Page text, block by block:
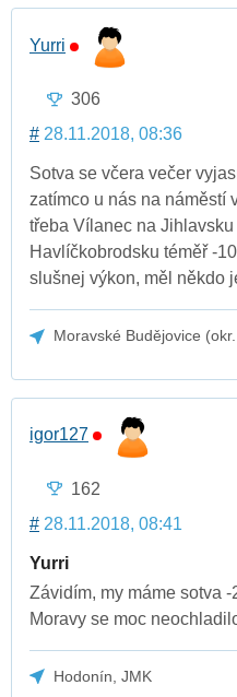
Yurri
306
# 28.11.2018, 08:36
Sotva se včera večer
zatímco u nás na náměstí
třeba Vílanec na
Havlíčkobrodsku téměř -
slušnej výkon, měl někdo
Moravské Budějovice
igor127
162
# 28.11.2018, 08:41
Yurri
Závidím, my máme sotva -
Moravy se moc
Hodonín, JMK